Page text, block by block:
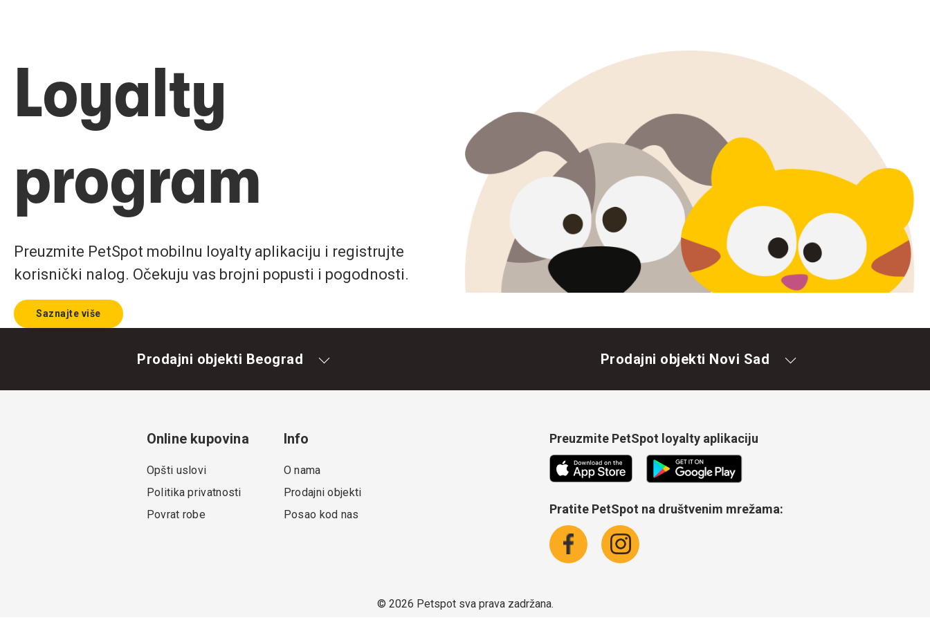
Loyalty
program
Preuzmite PetSpot mobilnu loyalty aplikaciju i registrujte
korisnički nalog. Očekuju vas brojni popusti i pogodnosti.
Saznajte više
Prodajni objekti Beograd Prodajni objekti Novi Sad
Online kupovina
Opšti uslovi
Politika privatnosti
Povrat robe
Info
O nama
Prodajni objekti
Posao kod nas
Preuzmite PetSpot loyalty aplikaciju
Pratite PetSpot na društvenim mrežama:
© 2026 Petspot sva prava zadržana.